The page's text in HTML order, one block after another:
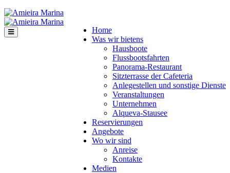
Home
Was wir bietens
Hausboote
Flussbootsfahrten
Panorama-Restaurant
Sitzterrasse der Cafeteria
Anlegestellen und sonstige Dienste
Veranstaltungen
Unternehmen
Alqueva-Stausee
Reservierungen
Angebote
Wo wir sind
Anreise
Kontakte
Medien